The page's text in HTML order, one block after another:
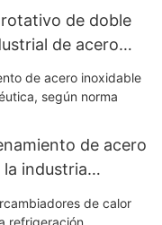
de doble
de acero
de doble
de acero
industria
ASME